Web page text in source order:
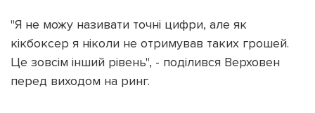
"Я не можу називати точні цифри, але як
кікбоксер я ніколи не отримував таких грошей.
Це зовсім інший рівень", - поділився Верховен
перед виходом на ринг.